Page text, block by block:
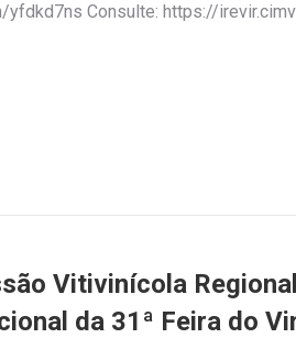
Consulte: https://
Vitivinícola
da 31ª Feira do